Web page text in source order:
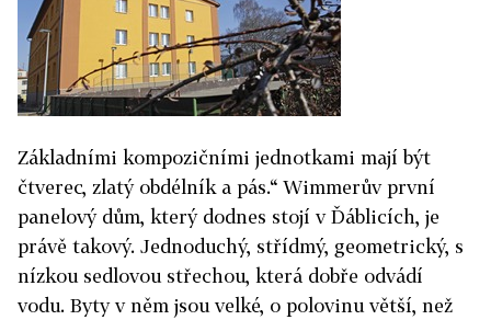
Základními kompozičními jednotkami mají být
čtverec, zlatý obdélník a pás.“ Wimmerův první
panelový dům, který dodnes stojí v Ďáblicích, je
právě takový. Jednoduchý, střídmý, geometrický, s
nízkou sedlovou střechou, která dobře odvádí
vodu. Byty v něm jsou velké, o polovinu větší, než